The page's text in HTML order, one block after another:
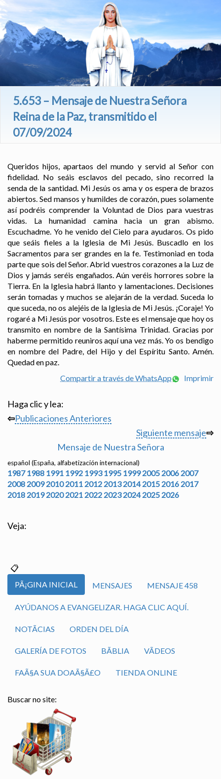
5.653 – Mensaje de Nuestra Señora
Reina de la Paz, transmitido el
07/09/2024
Queridos hijos, apartaos del mundo y servid al Señor con
fidelidad. No seáis esclavos del pecado, sino recorred la
senda de la santidad. Mi Jesús os ama y os espera de brazos
abiertos. Sed mansos y humildes de corazón, pues solamente
así podréis comprender la Voluntad de Dios para vuestras
vidas. La humanidad camina hacia un gran abismo.
Escuchadme. Yo he venido del Cielo para ayudaros. Os pido
que seáis fieles a la Iglesia de Mi Jesús. Buscadlo en los
Sacramentos para ser grandes en la fe. Testimoniad en toda
parte que sois del Señor. Abrid vuestros corazones a la Luz de
Dios y jamás seréis engañados. Aún veréis horrores sobre la
Tierra. En la Iglesia habrá llanto y lamentaciones. Decisiones
serán tomadas y muchos se alejarán de la verdad. Suceda lo
que suceda, no os alejéis de la Iglesia de Mi Jesús. ¡Coraje! Yo
rogaré a Mi Jesús por vosotros. Este es el mensaje que hoy os
transmito en nombre de la Santísima Trinidad. Gracias por
haberme permitido reuniros aquí una vez más. Yo os bendigo
en nombre del Padre, del Hijo y del Espíritu Santo. Amén.
Quedad en paz.
Compartir a través de WhatsApp
Imprimir
Haga clic y lea:
⇦Publicaciones Anteriores
Siguiente mensaje⇨
Mensaje de Nuestra Señora
español (España, alfabetización internacional)
1987 1988 1991 1992 1993 1995 1999 2005 2006 2007
2008 2009 2010 2011 2012 2013 2014 2015 2016 2017
2018 2019 2020 2021 2022 2023 2024 2025 2026
Veja:
PÃ¡GINA INICIAL MENSAJES MENSAJE 458
AYÚDANOS A EVANGELIZAR. HAGA CLIC AQUÍ.
NOTÃ­CIAS ORDEN DEL DÍA
GALERÍA DE FOTOS BÃ­BLIA VÃ­DEOS
FAÃ§A SUA DOAÃ§Ã£O TIENDA ONLINE
Buscar no site: